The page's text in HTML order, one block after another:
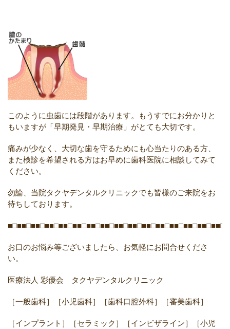
このように虫歯には段階があります。もうすでにお分かりと
もいますが「早期発見・早期治療」がとても大切です。
痛みが少なく、大切な歯を守るためにも心当たりのある方、
また検診を希望される方はお早めに歯科医院に相談してみて
ください。
勿論、当院タクヤデンタルクリニックでも皆様のご来院をお
待ちしております。
お口のお悩み等ございましたら、お気軽にお問合せくださ
い。
医療法人 彩優会 タクヤデンタルクリニック
［一般歯科］［小児歯科］［歯科口腔外科］［審美歯科］
［インプラント］［セラミック］［インビザライン］［小児